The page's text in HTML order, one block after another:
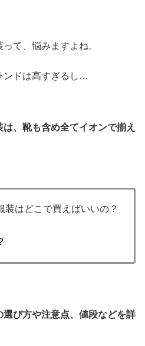
て、悩みますよね。
ンドは高すぎるし…
、靴も含め全てイオンで揃え
装はどこで買えばいいの？
び方や注意点、値段などを詳